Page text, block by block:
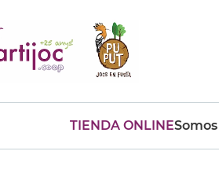
TIENDA ONLINE